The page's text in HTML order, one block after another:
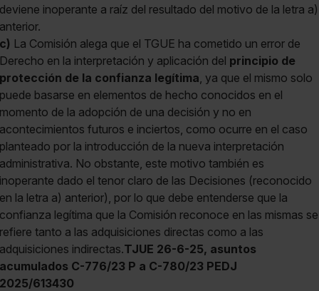
deviene inoperante a raíz del resultado del motivo de la letra a)
anterior.
c) La Comisión alega que el TGUE ha cometido un error de
Derecho en la interpretación y aplicación del principio de
protección de la confianza legítima, ya que el mismo solo
puede basarse en elementos de hecho conocidos en el
momento de la adopción de una decisión y no en
acontecimientos futuros e inciertos, como ocurre en el caso
planteado por la introducción de la nueva interpretación
administrativa. No obstante, este motivo también es
inoperante dado el tenor claro de las Decisiones (reconocido
en la letra a) anterior), por lo que debe entenderse que la
confianza legítima que la Comisión reconoce en las mismas se
refiere tanto a las adquisiciones directas como a las
adquisiciones indirectas.TJUE 26-6-25, asuntos
acumulados C-776/23 P a C-780/23 PEDJ
2025/613430